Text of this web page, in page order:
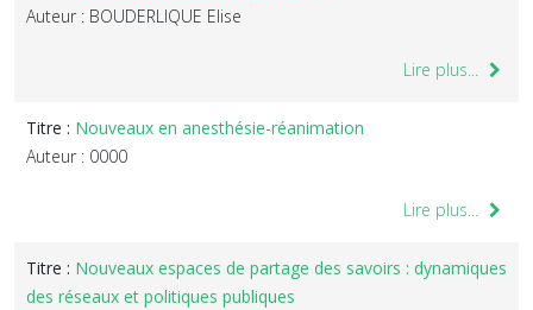
Auteur : BOUDERLIQUE Elise
Lire plus...
Titre : Nouveaux en anesthésie-réanimation
Auteur : 0000
Lire plus...
Titre : Nouveaux espaces de partage des savoirs : dynamiques
des réseaux et politiques publiques